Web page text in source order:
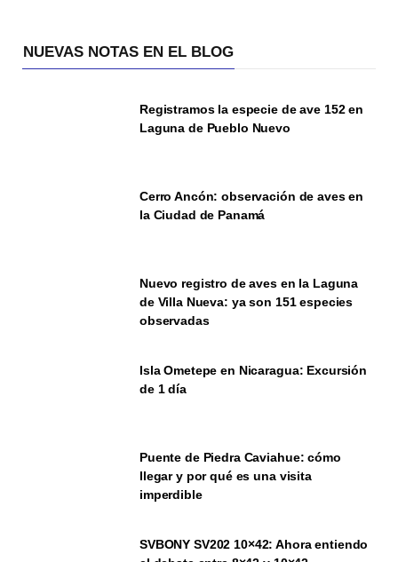
NUEVAS NOTAS EN EL BLOG
Registramos la especie de ave 152 en
Laguna de Pueblo Nuevo
Cerro Ancón: observación de aves en
la Ciudad de Panamá
Nuevo registro de aves en la Laguna
de Villa Nueva: ya son 151 especies
observadas
Isla Ometepe en Nicaragua: Excursión
de 1 día
Puente de Piedra Caviahue: cómo
llegar y por qué es una visita
imperdible
SVBONY SV202 10×42: Ahora entiendo